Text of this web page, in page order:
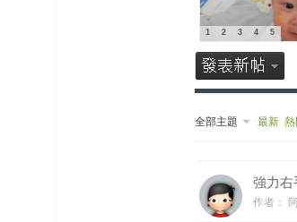
1 2 3 4 5
全部主題 最新 熱
強力右
作者：